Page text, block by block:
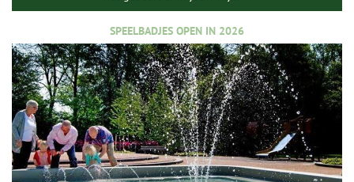
SPEELBADJES OPEN IN 2026